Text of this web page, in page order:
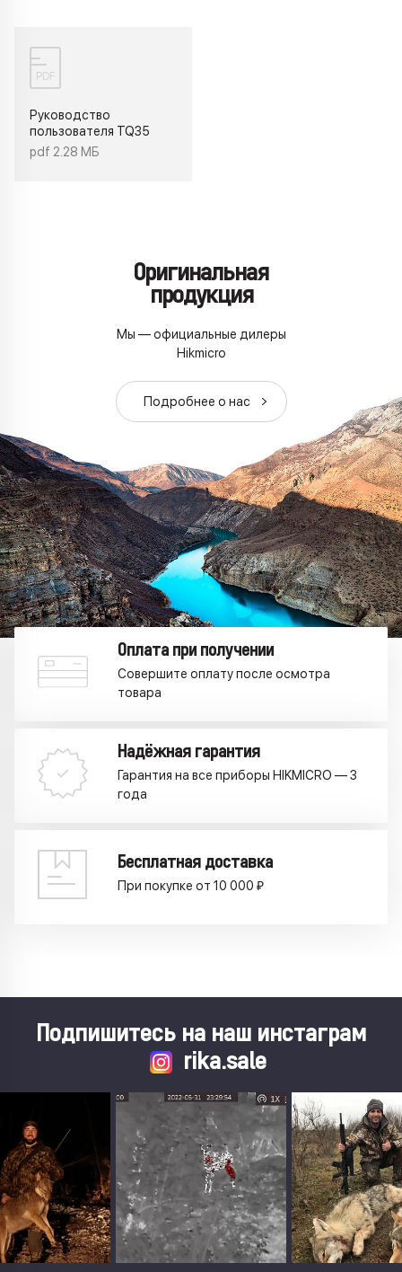
PDF
Руководство
пользователя TQ35
pdf 2.28 МБ
Оригинальная
продукция
Мы — официальные дилеры
Hikmicro
Подробнее о наc
Оплата при получении
Совершите оплату после осмотра
товара
Надёжная гарантия
Гарантия на все приборы HIKMICRO — 3
года
Бесплатная доставка
При покупке от 10 000 ₽
Подпишитесь на наш инстаграм
rika.sale